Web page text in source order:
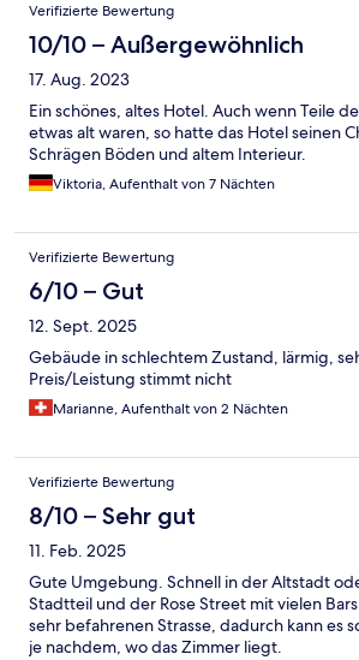
Verifizierte Bewertung
10/10 – Außergewöhnlich
17. Aug. 2023
Ein schönes, altes Hotel. Auch wenn Teile
etwas alt waren, so hatte das Hotel seinen
Schrägen Böden und altem Interieur.
Viktoria, Aufenthalt von 7 Nächten
Verifizierte Bewertung
6/10 – Gut
12. Sept. 2025
Gebäude in schlechtem Zustand, lärmig,
Preis/Leistung stimmt nicht
Marianne, Aufenthalt von 2 Nächten
Verifizierte Bewertung
8/10 – Sehr gut
11. Feb. 2025
Gute Umgebung. Schnell in der Altstadt
Stadtteil und der Rose Street mit vielen
sehr befahrenen Strasse, dadurch kann es
je nachdem, wo das Zimmer liegt.